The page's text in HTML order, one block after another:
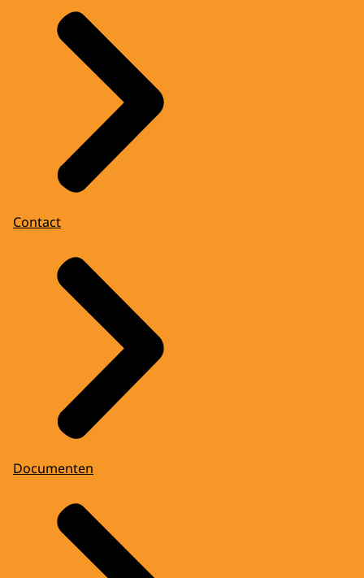
Contact
Documenten